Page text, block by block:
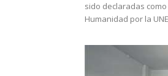
sido declaradas
Humanidad por la